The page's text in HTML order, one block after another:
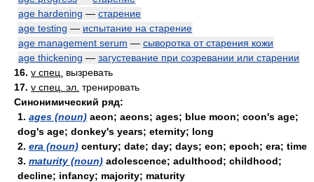
age hardening — старение
age testing — испытание на старение
age management serum — сыворотка от старения кожи
age thickening — загустевание при созревании или старении
16. v спец.
вызревать
17. v спец. эл. тренировать
Синонимический ряд:
1. ages (noun) aeon; aeons; ages; blue moon; coon's age;
dog's age; donkey's years; eternity; long
2. era (noun) century; date; day; days; eon; epoch; era; time
3. maturity (noun) adolescence; adulthood; childhood;
decline; infancy; majority; maturity